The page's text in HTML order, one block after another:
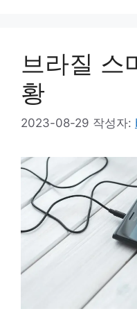
브라질 스
황
2023-08-29 작성자: